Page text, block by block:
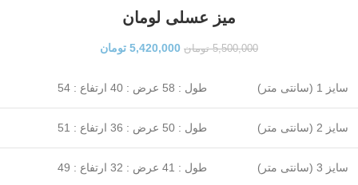
میز عسلی لومان
5,500,000 تومان 5,420,000 تومان
سایز 1 (سانتی متر) طول : 58 عرض : 40 ارتفاع : 54
سایز 2 (سانتی متر) طول : 50 عرض : 36 ارتفاع : 51
سایز 3 (سانتی متر) طول : 41 عرض : 32 ارتفاع : 49